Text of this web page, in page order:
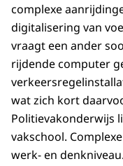
complexe
digitalisering van
vraagt een ander
rijdende computer
wat zich kort
Politievakonderwijs
vakschool.
werk- en